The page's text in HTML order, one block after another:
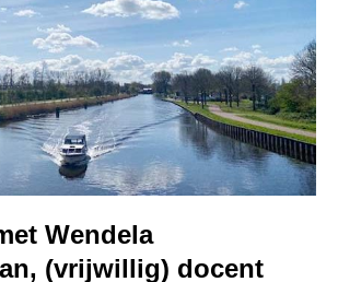
Wendela
(vrijwillig) docent